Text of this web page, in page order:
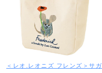
＜レオ.レオニズ フレンズ＞サガ